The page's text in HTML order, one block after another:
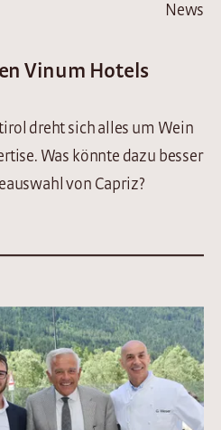
News
Vinum Hotels
dreht sich alles um Wein
Was könnte dazu besser
von Capriz?